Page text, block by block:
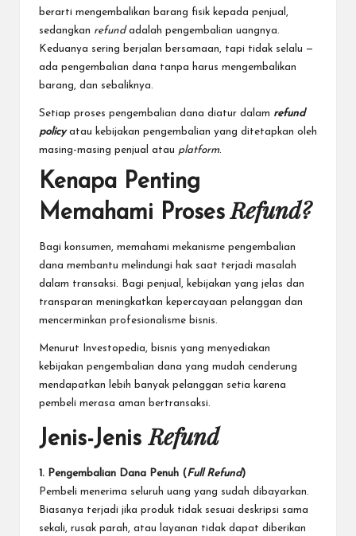
berarti mengembalikan barang fisik kepada penjual,
sedangkan refundadalah pengembalian uangnya.
Keduanya sering berjalan bersamaan, tapi tidak selalu —
ada pengembalian dana tanpa harus mengembalikan
barang, dan sebaliknya.
Setiap proses pengembalian dana diatur dalam refund
policyatau kebijakan pengembalian yang ditetapkan oleh
masing-masing penjual atau platform.
Kenapa Penting
Memahami Proses Refund?
Bagi konsumen, memahami mekanisme pengembalian
dana membantu melindungi hak saat terjadi masalah
dalam transaksi. Bagi penjual, kebijakan yang jelas dan
transparan meningkatkan kepercayaan pelanggan dan
mencerminkan profesionalisme bisnis.
Menurut Investopedia, bisnis yang menyediakan
kebijakan pengembalian dana yang mudah cenderung
mendapatkan lebih banyak pelanggan setia karena
pembeli merasa aman bertransaksi.
Jenis-JenisRefund
1. Pengembalian Dana Penuh (Full Refund)
Pembeli menerima seluruh uang yang sudah dibayarkan.
Biasanya terjadi jika produk tidak sesuai deskripsi sama
sekali, rusak parah, atau layanan tidak dapat diberikan